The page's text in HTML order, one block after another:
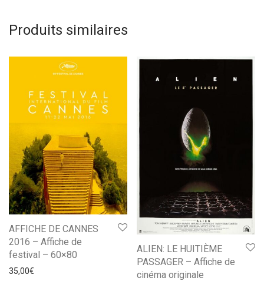
Produits similaires
AFFICHE DE CANNES
2016 – Affiche de
festival – 60×80
35,00€
ALIEN: LE HUITIÈME
PASSAGER – Affiche de
cinéma originale